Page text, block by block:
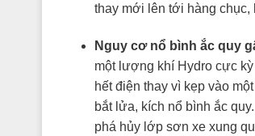
thay mới lên tới hàng chục,
Nguy cơ nổ bình ắc quy
một lượng khí Hydro cực
hết điện thay vì kẹp vào
bắt lửa, kích nổ bình ắc
phá hủy lớp sơn xe xung